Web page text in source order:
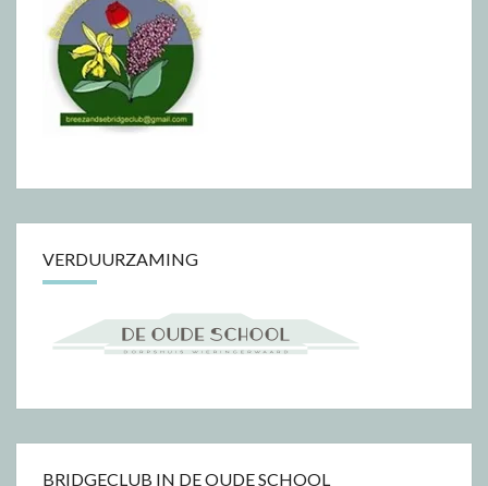
VERDUURZAMING
BRIDGECLUB IN DE OUDE SCHOOL